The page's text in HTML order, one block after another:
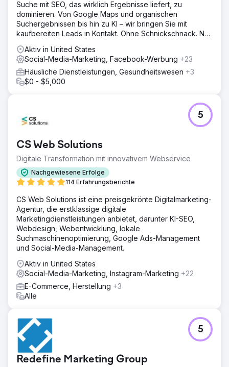
Suche mit SEO, das wirklich Ergebnisse liefert, zu
dominieren. Von Google Maps und organischen
Suchergebnissen bis hin zu KI – wir bringen Sie mit
kaufbereiten Leads in Kontakt. Ohne Schnickschnack. Nur
Aktiv in United States
Social-Media-Marketing, Facebook-Werbung +23
Häusliche Dienstleistungen, Gesundheitswesen +3
$0 - $5,000
CS Web Solutions
Digitale Transformation mit innovativem Webservice
Nachgewiesene Erfolge
114 Erfahrungsberichte
5
CS Web Solutions ist eine preisgekrönte Digitalmarketing-
Agentur, die erstklassige digitale
Marketingdienstleistungen anbietet, darunter KI-SEO,
Webdesign, Webentwicklung, lokale
Suchmaschinenoptimierung, Google Ads-Management
und Social-Media-Management.
Aktiv in United States
Social-Media-Marketing, Instagram-Marketing +22
E-Commerce, Herstellung +3
Alle
Redefine Marketing Group
5